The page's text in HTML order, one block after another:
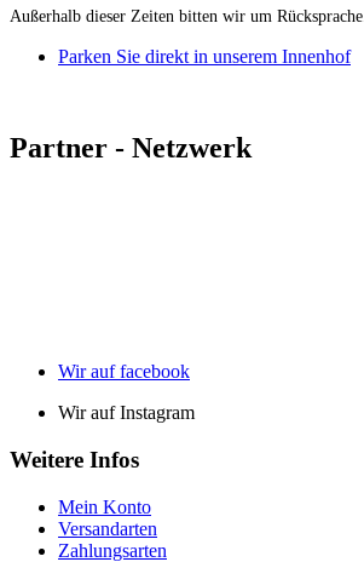
Außerhalb dieser Zeiten bitten wir um Rücksprache.
Parken Sie direkt in unserem Innenhof
Partner - Netzwerk
Wir auf facebook
Wir auf Instagram
Weitere Infos
Mein Konto
Versandarten
Zahlungsarten